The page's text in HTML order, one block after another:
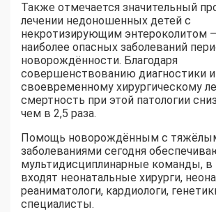
Также отмечается значительный
лечении недоношенных детей с
некротизирующим энтероколитом
наиболее опасных заболеваний
новорождённости. Благодаря
совершенствованию диагностики и
своевременному хирургическому
смертность при этой патологии
чем в 2,5 раза.
Помощь новорождённым с
заболеваниями сегодня
мультидисциплинарные команды, в
входят неонатальные хирурги,
реаниматологи, кардиологи,
специалисты.